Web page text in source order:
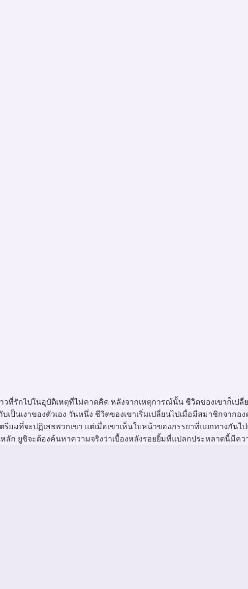
รักไปในอุบัติเหตุที่ไม่คาดคิด หลังจากเหตุการณ์นั้น ชีวิตของเขาก็เปลี่
นเงาของตัวเอง วันหนึ่ง ชีวิตของเขาเริ่มเปลี่ยนไปเมื่อมีสมาชิกจากอ
ยมที่จะปฏิเสธพวกเขา แต่เมื่อเขาเห็นใบหน้าของภรรยาที่แยกทางกัน
ลัก ยูชิจะต้องค้นหาความจริงว่าเบื้องหลังรอยยิ้มที่แปลกประหลาดนี้มีค